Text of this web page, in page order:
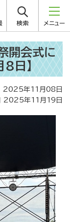
検索 メニュー
開会式に
8日】
2025年11月08日
2025年11月19日